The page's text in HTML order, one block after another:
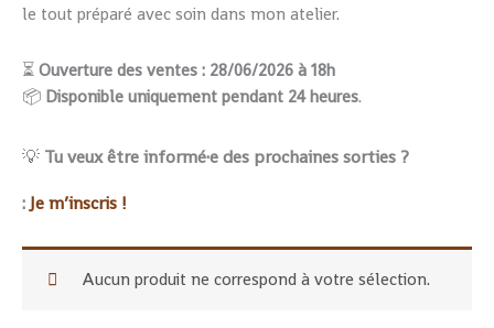
le tout préparé avec soin dans mon atelier.
⏳ Ouverture des ventes : 28/06/2026 à 18h
📦 Disponible uniquement pendant 24 heures.
💡 Tu veux être informé·e des prochaines sorties ?
: Je m’inscris !
Aucun produit ne correspond à votre sélection.